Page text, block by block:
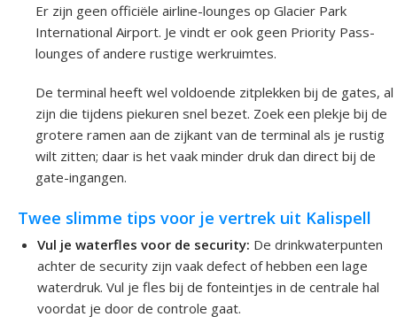
Er zijn geen officiële airline-lounges op Glacier Park
International Airport. Je vindt er ook geen Priority Pass-
lounges of andere rustige werkruimtes.
De terminal heeft wel voldoende zitplekken bij de gates, al
zijn die tijdens piekuren snel bezet. Zoek een plekje bij de
grotere ramen aan de zijkant van de terminal als je rustig
wilt zitten; daar is het vaak minder druk dan direct bij de
gate-ingangen.
Twee slimme tips voor je vertrek uit Kalispell
Vul je waterfles voor de security: De drinkwaterpunten
achter de security zijn vaak defect of hebben een lage
waterdruk. Vul je fles bij de fonteintjes in de centrale hal
voordat je door de controle gaat.